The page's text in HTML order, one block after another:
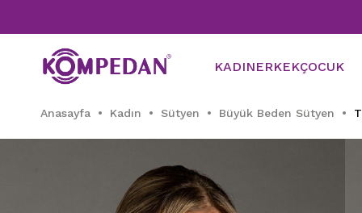
KADINERKEKÇOCUK
Anasayfa Kadın Sütyen Büyük Beden Sütyen